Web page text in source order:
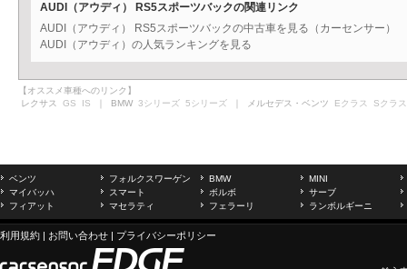
AUDI（アウディ） RS5スポーツバックの関連リンク
AUDI（アウディ） RS5スポーツバックの中古車を見る（カーセンサー）
AUDI（アウディ）の人気ランキングを見る
【オススメ車種へのリンク】
レクサス GS IS ｜ BMW 3シリーズ 5シリーズ ｜ メルセデス・ベンツ Eクラス Sクラス
ベンツ フォルクスワーゲン BMW
MINI
マイバッハ
スマート ボルボ
サーブ
フィアット
マセラティ フェラーリ ランボルギーニ
利用規約 | お問い合わせ | プライバシーポリシー